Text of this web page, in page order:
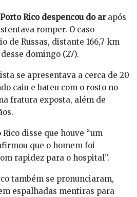
Rico despencou do arapós
romper. O caso
de Russas, distante 166,7 km
domingo (27).
se apresentava a cerca de 20
caiu e bateu com o rosto no
fratura exposta, além de
disse que houve “um
que o homem foi
rapidez para o hospital”.
também se pronunciaram,
espalhadas mentiras para